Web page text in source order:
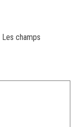
Les champs